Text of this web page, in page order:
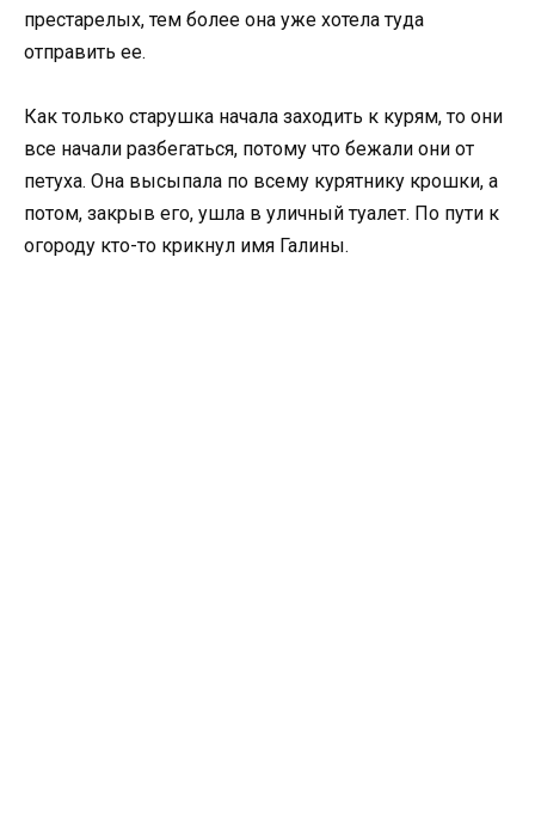
престарелых, тем более она уже хотела туда
отправить ее.
Как только старушка начала заходить к курям, то они
все начали разбегаться, потому что бежали они от
петуха. Она высыпала по всему курятнику крошки, а
потом, закрыв его, ушла в уличный туалет. По пути к
огороду кто-то крикнул имя Галины.